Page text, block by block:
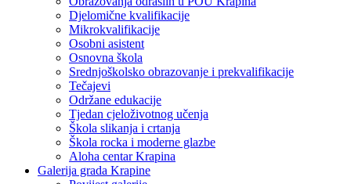
Djelomične kvalifikacije
Mikrokvalifikacije
Osobni asistent
Osnovna škola
Srednjoškolsko obrazovanje i prekvalifikacije
Tečajevi
Održane edukacije
Tjedan cjeloživotnog učenja
Škola slikanja i crtanja
Škola rocka i moderne glazbe
Aloha centar Krapina
Galerija grada Krapine